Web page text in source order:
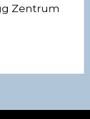
Zentrum